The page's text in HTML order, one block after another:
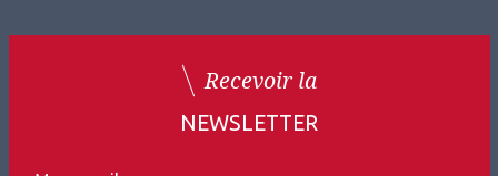
Recevoir la
NEWSLETTER